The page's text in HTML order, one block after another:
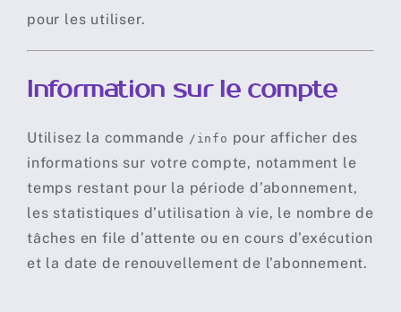
pour les utiliser.
Information sur le compte
Utilisez la commande /info pour afficher des
informations sur votre compte, notamment le
temps restant pour la période d’abonnement,
les statistiques d’utilisation à vie, le nombre de
tâches en file d’attente ou en cours d’exécution
et la date de renouvellement de l’abonnement.